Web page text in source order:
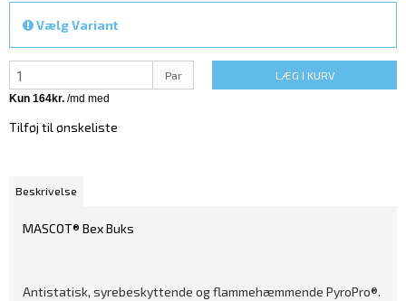
Vælg Variant
Par LÆG I KURV
Tilføj til ønskeliste
Beskrivelse
MASCOT® Bex Buks
Antistatisk, syrebeskyttende og flammehæmmende PyroPro®.